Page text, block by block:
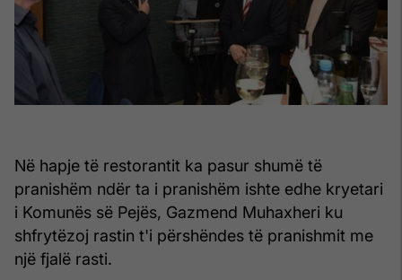
Në hapje të restorantit ka pasur shumë të
pranishëm ndër ta i pranishëm ishte edhe kryetari
i Komunës së Pejës, Gazmend Muhaxheri ku
shfrytëzoj rastin t'i përshëndes të pranishmit me
një fjalë rasti.